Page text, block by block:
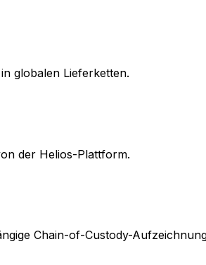
globalen Lieferketten.
der Helios-Plattform.
Chain-of-Custody-